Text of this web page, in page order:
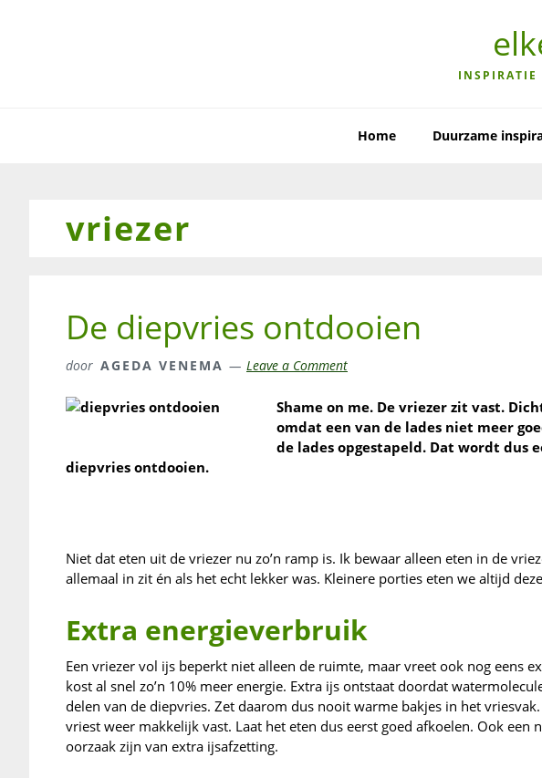
INSPIRATIE
Home Duurzame
vriezer
De diepvries ontdooien
door AGEDA VENEMA Leave a Comment
Shame on me. De vriezer zit vast.
omdat een van de lades niet meer
de lades opgestapeld. Dat wordt dus
diepvries ontdooien.
Niet dat eten uit de vriezer nu zo’n ramp is. Ik bewaar alleen eten in de
allemaal in zit én als het echt lekker was. Kleinere porties eten we altijd
Extra energieverbruik
Een vriezer vol ijs beperkt niet alleen de ruimte, maar vreet ook nog eens
kost al snel zo’n 10% meer energie. Extra ijs ontstaat doordat
delen van de diepvries. Zet daarom dus nooit warme bakjes in het
vriest weer makkelijk vast. Laat het eten dus eerst goed afkoelen. Ook een
oorzaak zijn van extra ijsafzetting.